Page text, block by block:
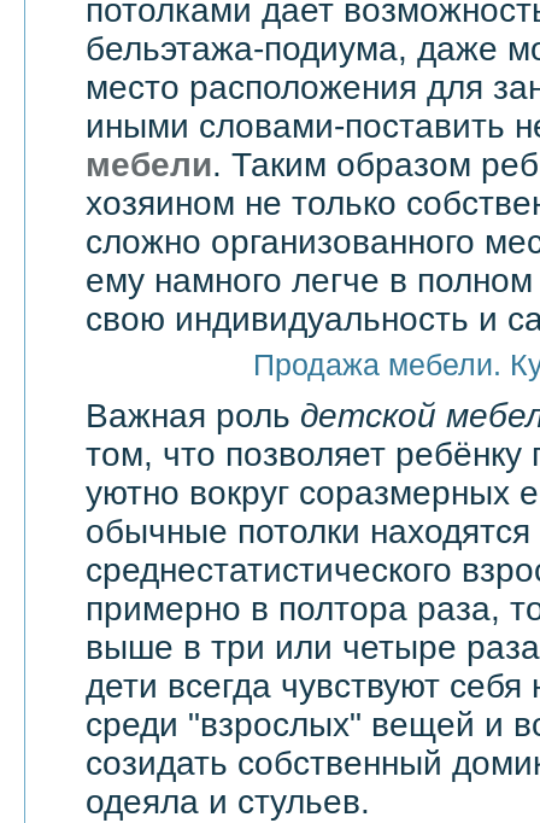
потолками дает
бельэтажа-подиума, даже
место расположения для
иными словами-поставить
мебели. Таким образом
хозяином не только
сложно организованного
ему намного легче в
свою индивидуальность и
Продажа мебели.
Важная роль детской
том, что позволяет ребёнку
уютно вокруг соразмерных
обычные потолки
среднестатистического
примерно в полтора раза,
выше в три или четыре
дети всегда чувствуют
среди "взрослых" вещей и
созидать собственный
одеяла и стульев.